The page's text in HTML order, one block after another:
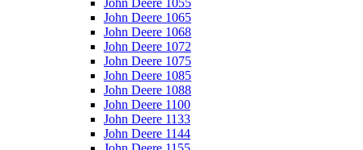
John Deere 1055
John Deere 1065
John Deere 1068
John Deere 1072
John Deere 1075
John Deere 1085
John Deere 1088
John Deere 1100
John Deere 1133
John Deere 1144